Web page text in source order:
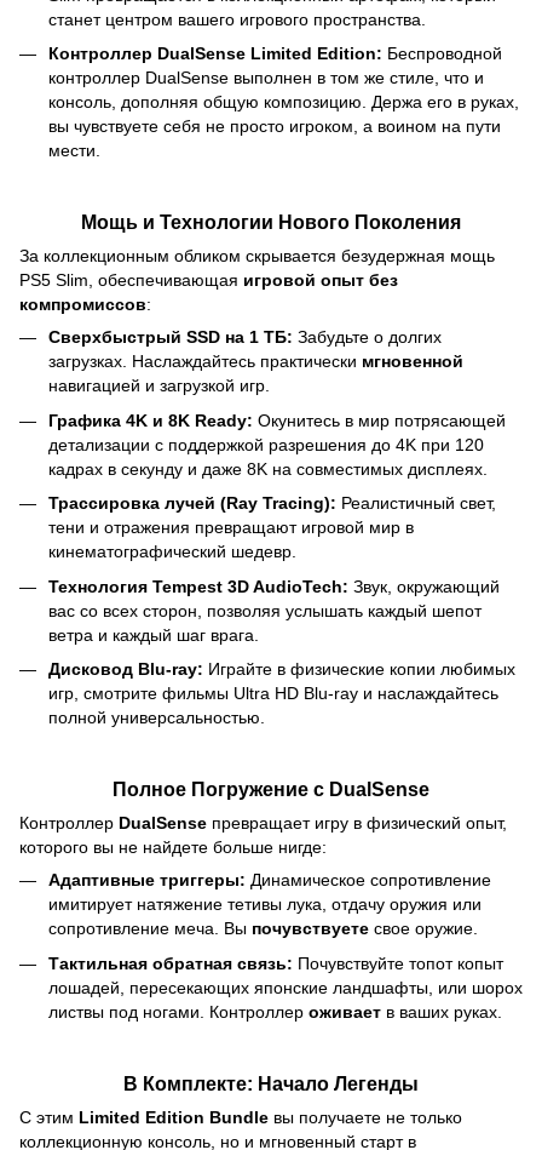
станет центром вашего игрового пространства.
Контроллер DualSense Limited Edition: Беспроводной
контроллер DualSense выполнен в том же стиле, что и
консоль, дополняя общую композицию. Держа его в руках,
вы чувствуете себя не просто игроком, а воином на пути
мести.
Мощь и Технологии Нового Поколения
За коллекционным обликом скрывается безудержная мощь
PS5 Slim, обеспечивающая игровой опыт без
компромиссов:
Сверхбыстрый SSD на 1 ТБ: Забудьте о долгих
загрузках. Наслаждайтесь практически мгновенной
навигацией и загрузкой игр.
Графика 4K и 8K Ready: Окунитесь в мир потрясающей
детализации с поддержкой разрешения до 4K при 120
кадрах в секунду и даже 8K на совместимых дисплеях.
Трассировка лучей (Ray Tracing): Реалистичный свет,
тени и отражения превращают игровой мир в
кинематографический шедевр.
Технология Tempest 3D AudioTech: Звук, окружающий
вас со всех сторон, позволяя услышать каждый шепот
ветра и каждый шаг врага.
Дисковод Blu-ray: Играйте в физические копии любимых
игр, смотрите фильмы Ultra HD Blu-ray и наслаждайтесь
полной универсальностью.
Полное Погружение с DualSense
Контроллер DualSense превращает игру в физический опыт,
которого вы не найдете больше нигде:
Адаптивные триггеры: Динамическое сопротивление
имитирует натяжение тетивы лука, отдачу оружия или
сопротивление меча. Вы почувствуете свое оружие.
Тактильная обратная связь: Почувствуйте топот копыт
лошадей, пересекающих японские ландшафты, или шорох
листвы под ногами. Контроллер оживает в ваших руках.
В Комплекте: Начало Легенды
С этим Limited Edition Bundle вы получаете не только
коллекционную консоль, но и мгновенный старт в